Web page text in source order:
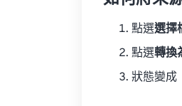
點選選擇
點選轉換
狀態變成